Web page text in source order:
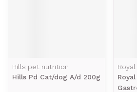
Hills pet nutrition
Hills Pd Cat/dog A/d 200g
Royal